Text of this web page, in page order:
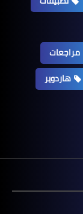
مراجعات
هاردوير